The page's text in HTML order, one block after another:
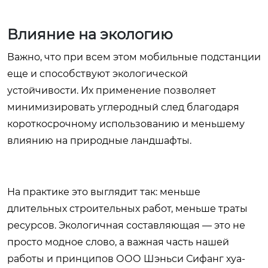
Влияние на экологию
Важно, что при всем этом мобильные подстанции
еще и способствуют экологической
устойчивости. Их применение позволяет
минимизировать углеродный след благодаря
короткосрочному использованию и меньшему
влиянию на природные ландшафты.
На практике это выглядит так: меньше
длительных строительных работ, меньше траты
ресурсов. Экологичная составляющая — это не
просто модное слово, а важная часть нашей
работы и принципов ООО Шэньси Сифанг хуа-